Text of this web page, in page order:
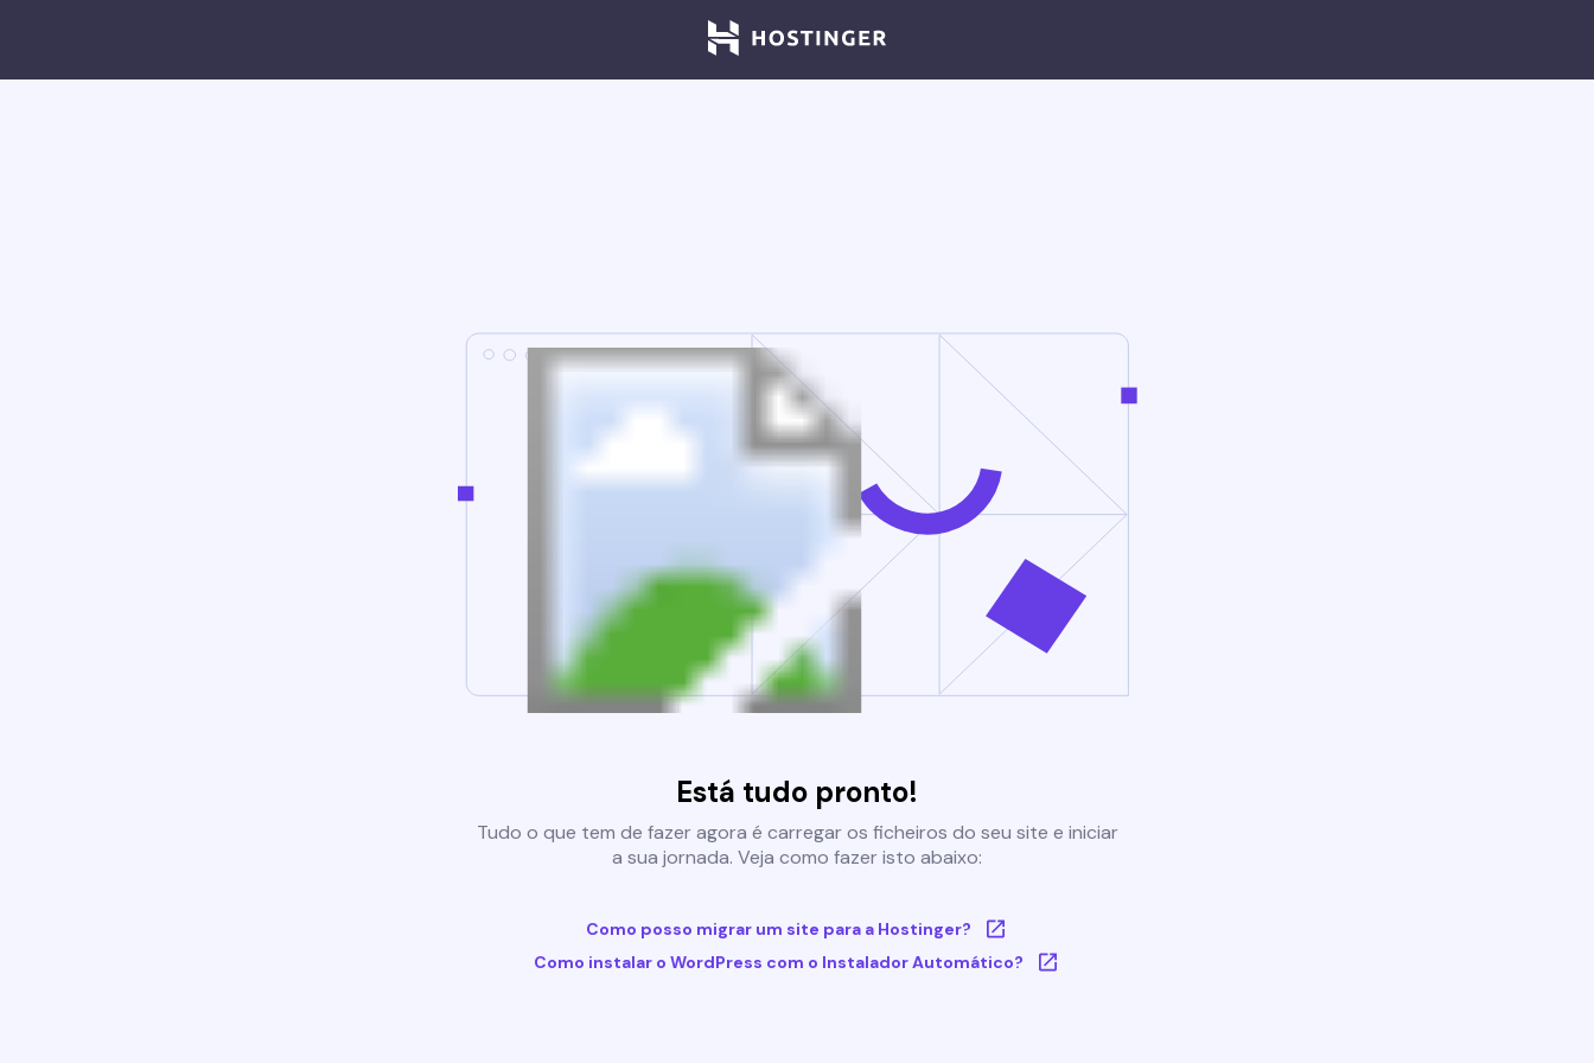
Está tudo pronto!
Tudo o que tem de fazer agora é carregar os ficheiros do seu site e iniciar
a sua jornada. Veja como fazer isto abaixo:
Como posso migrar um site para a Hostinger?
Como instalar o WordPress com o Instalador Automático?